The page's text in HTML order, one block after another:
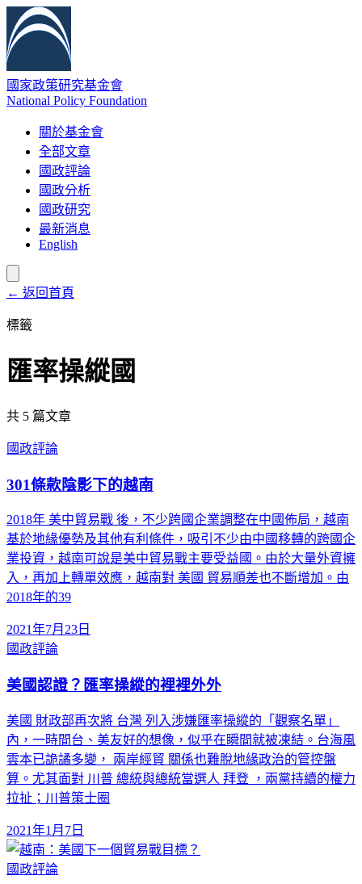
國家政策研究基金會
National Policy Foundation
關於基金會
全部文章
國政評論
國政分析
國政研究
最新消息
English
← 返回首頁
標籤
匯率操縱國
共 5 篇文章
國政評論
301條款陰影下的越南
2018年 美中貿易戰 後，不少跨國企業調整在中國佈局，越南
基於地緣優勢及其他有利條件，吸引不少由中國移轉的跨國企
業投資，越南可說是美中貿易戰主要受益國。由於大量外資擁
入，再加上轉單效應，越南對 美國 貿易順差也不斷增加。由
2018年的39
2021年7月23日
國政評論
美國認證？匯率操縱的裡裡外外
美國 財政部再次將 台灣 列入涉嫌匯率操縱的「觀察名單」
內，一時間台、美友好的想像，似乎在瞬間就被凍結。台海風
雲本已詭譎多變， 兩岸經貿 關係也難脫地緣政治的管控盤
算。尤其面對 川普 總統與總統當選人 拜登 ，兩黨持續的權力
拉扯；川普策士圈
2021年1月7日
國政評論